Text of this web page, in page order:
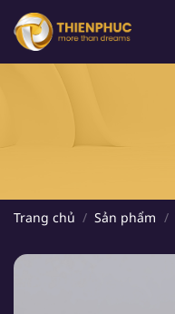
Chuyển
đến
Trang chủ / Sản phẩm /